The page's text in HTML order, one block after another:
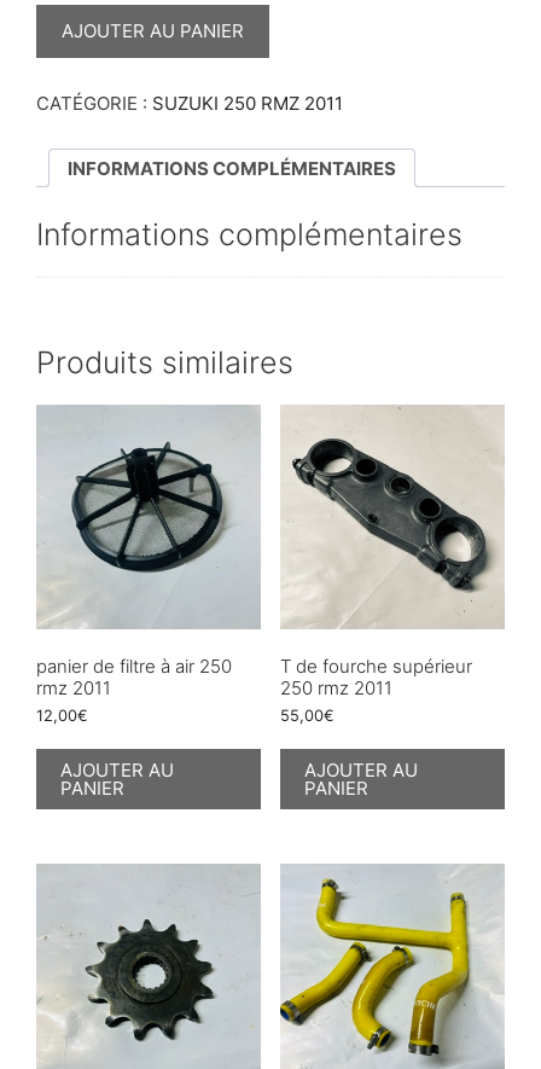
QUANTITÉ
RMZ
AJOUTER AU PANIER
CATÉGORIE : SUZUKI 250 RMZ 2011
INFORMATIONS COMPLÉMENTAIRES
Informations complémentaires
Produits similaires
panier de filtre à air 250
rmz 2011
12,00€
AJOUTER AU
PANIER
T de fourche supérieur
250 rmz 2011
55,00€
AJOUTER AU
PANIER